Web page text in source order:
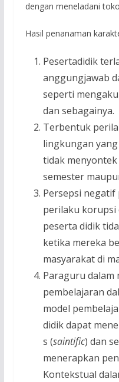
dengan meneladani
Hasil penanaman
Pesertadidik
anggungjawab
seperti
dan sebagainya.
Terbentuk
lingkungan
tidak
semester
Persepsi
perilaku korupsi
peserta didik
ketika mereka
masyarakat di
Paraguru dalam
pembelajaran
model
didik dapat
s (saintific) dan
menerapkan
Kontekstual